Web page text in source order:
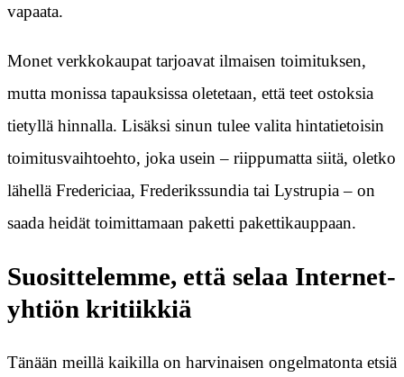
vapaata.
Monet verkkokaupat tarjoavat ilmaisen toimituksen,
mutta monissa tapauksissa oletetaan, että teet ostoksia
tietyllä hinnalla. Lisäksi sinun tulee valita hintatietoisin
toimitusvaihtoehto, joka usein – riippumatta siitä, oletko
lähellä Fredericiaa, Frederikssundia tai Lystrupia – on
saada heidät toimittamaan paketti pakettikauppaan.
Suosittelemme, että selaa Internet-
yhtiön kritiikkiä
Tänään meillä kaikilla on harvinaisen ongelmatonta etsiä